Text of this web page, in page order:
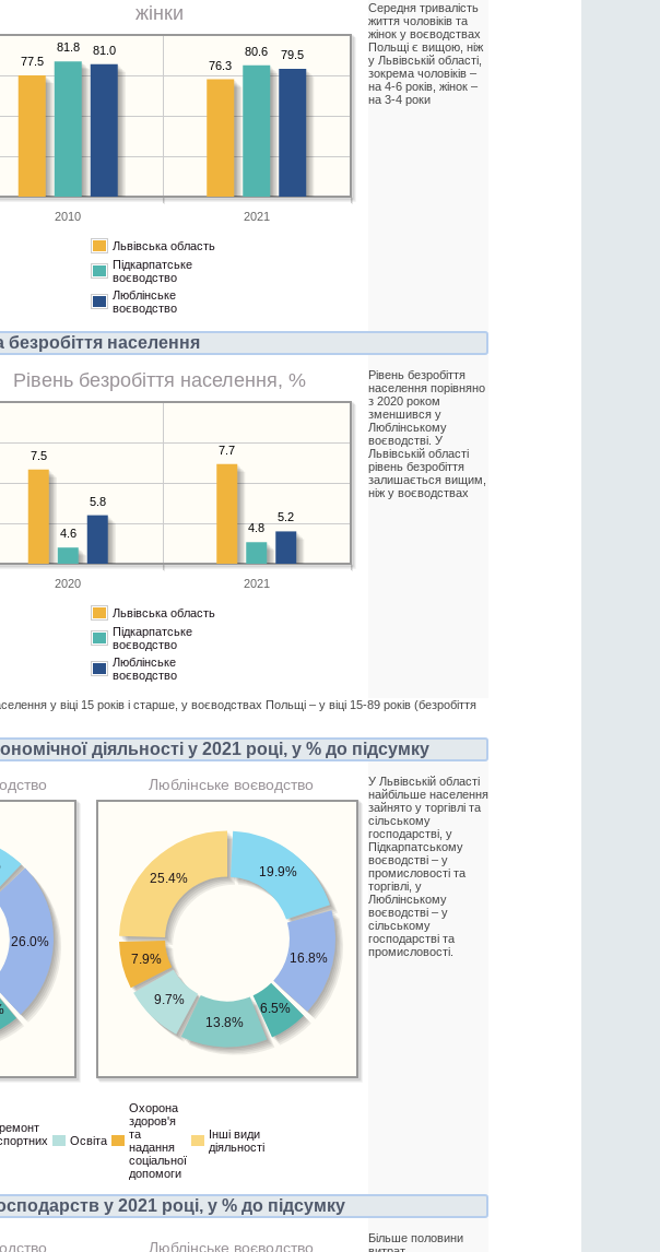
жінки
2010 2021
76.3
77.5
80.6
81.8
Львівська область
Підкарпатське
воєводство
Люблінське
воєводство
79.5
81.0
Середня тривалість
життя чоловіків та
жінок у воєводствах
Польщі є вищою, ніж
у Львівській області,
зокрема чоловіків –
на 4-6 років, жінок –
на 3-4 роки
безробіття населення
Рівень безробіття населення, %
2020 2021
7.7
7.5
4.8
4.6
Львівська область
Підкарпатське
воєводство
Люблінське
воєводство
5.2
5.8
Рівень безробіття
населення порівняно
з 2020 роком
зменшився у
Люблінському
воєводстві. У
Львівській області
рівень безробіття
залишається вищим,
ніж у воєводствах
у віці 15 років і старше, у воєводствах Польщі – у віці 15-89 років (безробіття
діяльності у 2021 році, у % до підсумку
Освіта
Охорона
здоров'я
та
надання
соціальної
допомоги
Інші види
діяльності
26.0%
Люблінське воєводство
19.9%
16.8%
6.5%
13.8%
9.7%
7.9%
25.4%
У Львівській області
найбільше населення
зайнято у торгівлі та
сільському
господарстві, у
Підкарпатському
воєводстві – у
промисловості та
торгівлі, у
Люблінському
воєводстві – у
сільському
господарстві та
промисловості.
у 2021 році, у % до підсумку
Люблінське воєводство
Більше половини